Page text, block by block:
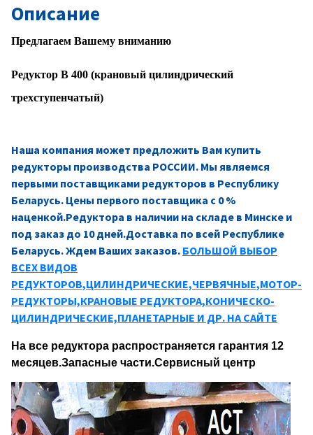
Описание
Предлагаем Вашему вниманию
Редуктор В 400 (крановый цилиндрический
трехступенчатый)
Наша компания может предложить Вам купить
редукторы производства РОССИИ. Мы являемся
первыми поставщиками редукторов в Республику
Беларусь. Цены первого поставщика с 0 %
наценкой.Редуктора в наличии на складе в Минске и
под заказ до 10 дней.Доставка по всей Республике
Беларусь. Ждем Ваших заказов. БОЛЬШОЙ ВЫБОР
ВСЕХ ВИДОВ
РЕДУКТОРОВ,ЦИЛИНДРИЧЕСКИЕ,ЧЕРВЯЧНЫЕ,МОТОР-
РЕДУКТОРЫ,КРАНОВЫЕ РЕДУКТОРА,КОНИЧЕСКО-
ЦИЛИНДРИЧЕСКИЕ,ПЛАНЕТАРНЫЕ И ДР. НА САЙТЕ
На все редуктора распространяется гарантия 12
месяцев.Запасные части.Сервисный центр